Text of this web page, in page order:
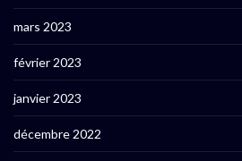
mars 2023
février 2023
janvier 2023
décembre 2022